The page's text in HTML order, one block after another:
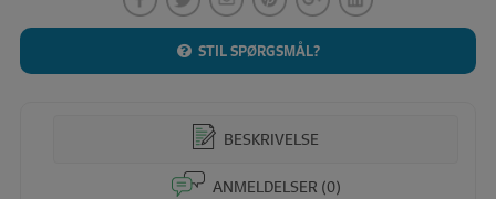
STIL SPØRGSMÅL?
BESKRIVELSE
ANMELDELSER (0)